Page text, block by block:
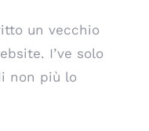
un vecchio
I’ve solo
non più lo